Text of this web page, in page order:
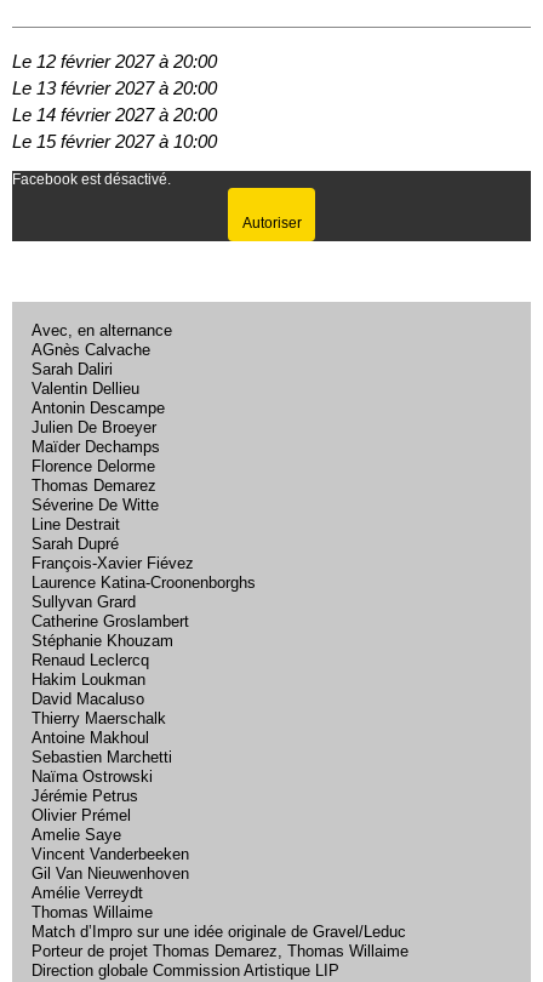
Le 12 février 2027 à 20:00
Le 13 février 2027 à 20:00
Le 14 février 2027 à 20:00
Le 15 février 2027 à 10:00
Facebook est désactivé.
Autoriser
Avec, en alternance
AGnès Calvache
Sarah Daliri
Valentin Dellieu
Antonin Descampe
Julien De Broeyer
Maïder Dechamps
Florence Delorme
Thomas Demarez
Séverine De Witte
Line Destrait
Sarah Dupré
François-Xavier Fiévez
Laurence Katina-Croonenborghs
Sullyvan Grard
Catherine Groslambert
Stéphanie Khouzam
Renaud Leclercq
Hakim Loukman
David Macaluso
Thierry Maerschalk
Antoine Makhoul
Sebastien Marchetti
Naïma Ostrowski
Jérémie Petrus
Olivier Prémel
Amelie Saye
Vincent Vanderbeeken
Gil Van Nieuwenhoven
Amélie Verreydt
Thomas Willaime
Match d’Impro sur une idée originale de Gravel/Leduc
Porteur de projet Thomas Demarez, Thomas Willaime
Direction globale Commission Artistique LIP